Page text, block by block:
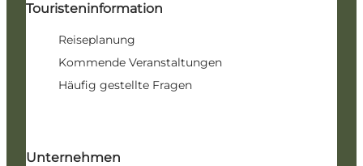
Touristeninformation
Reiseplanung
Kommende Veranstaltungen
Häufig gestellte Fragen
Unternehmen